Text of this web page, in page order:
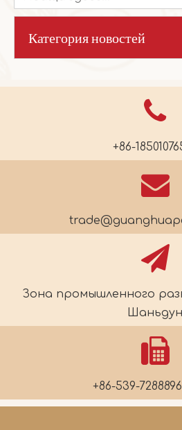
Категория новостей
+86-
Зона промышленного
Шаньдун
+86-539-